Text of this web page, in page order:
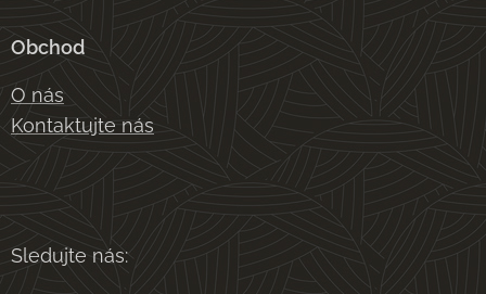
Obchod
O nás
Kontaktujte nás
Sledujte nás: